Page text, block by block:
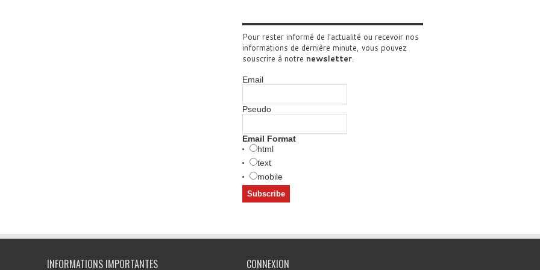
Pour rester informé de l'actualité ou recevoir nos
informations de dernière minute, vous pouvez
souscrire à notre newsletter.
Email
Pseudo
Email Format
html
text
mobile
INFORMATIONS IMPORTANTES CONNEXION